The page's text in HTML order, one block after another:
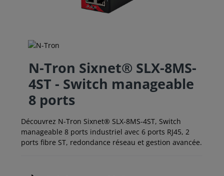
N-Tron Sixnet® SLX-8MS-
4ST - Switch manageable
8 ports
Découvrez N-Tron Sixnet® SLX-8MS-4ST, Switch
manageable 8 ports industriel avec 6 ports RJ45, 2
ports fibre ST, redondance réseau et gestion avancée.